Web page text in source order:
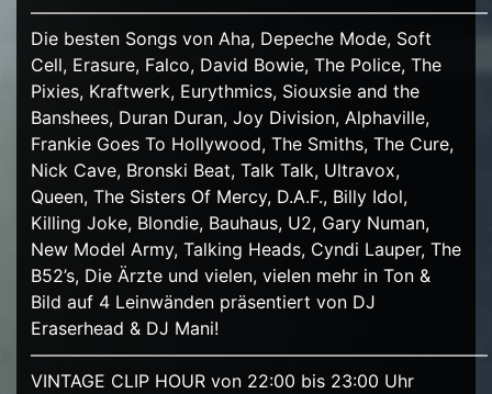
——————————————————————————
Die besten Songs von Aha, Depeche Mode, Soft
Cell, Erasure, Falco, David Bowie, The Police, The
Pixies, Kraftwerk, Eurythmics, Siouxsie and the
Banshees, Duran Duran, Joy Division, Alphaville,
Frankie Goes To Hollywood, The Smiths, The Cure,
Nick Cave, Bronski Beat, Talk Talk, Ultravox,
Queen, The Sisters Of Mercy, D.A.F., Billy Idol,
Killing Joke, Blondie, Bauhaus, U2, Gary Numan,
New Model Army, Talking Heads, Cyndi Lauper, The
B52’s, Die Ärzte und vielen, vielen mehr in Ton &
Bild auf 4 Leinwänden präsentiert von DJ
Eraserhead & DJ Mani!
——————————————————————————
VINTAGE CLIP HOUR von 22:00 bis 23:00 Uhr